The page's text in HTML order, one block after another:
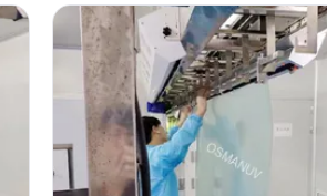
designed to provide efficient
solutions for various industries.
device is ideal for curtain
applications, ...